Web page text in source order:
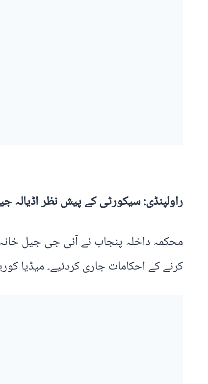
راولپنڈی: سیکورٹی کے پیش نظر اڈیالہ جیل میں قیدیوں سے
کرنے کے احکامات جاری کردئیے۔ میڈیا